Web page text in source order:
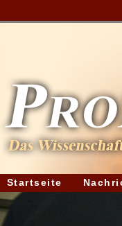
Startseite